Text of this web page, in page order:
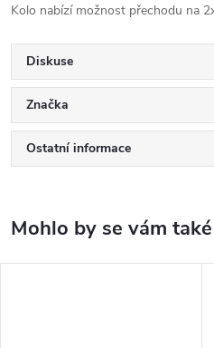
Kolo nabízí možnost přechodu na
Diskuse
Značka
Ostatní informace